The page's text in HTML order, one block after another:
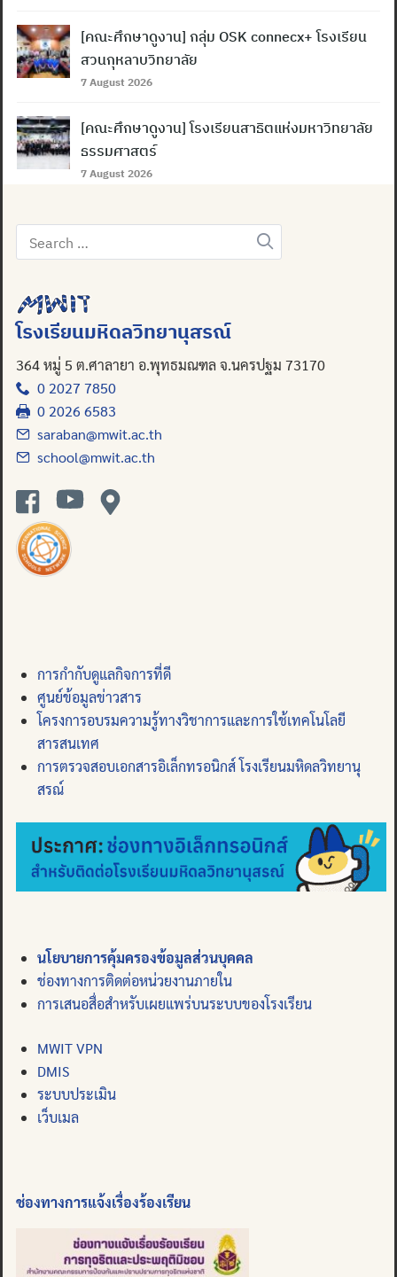
[คณะศึกษาดูงาน] กลุ่ม OSK connecx+ โรงเรียน
สวนกุหลาบวิทยาลัย
7 August 2026
[คณะศึกษาดูงาน] โรงเรียนสาธิตแห่งมหาวิทยาลัย
ธรรมศาสตร์
7 August 2026
Search
for:
โรงเรียนมหิดลวิทยานุสรณ์
364 หมู่ 5 ต.ศาลายา อ.พุทธมณฑล จ.นครปฐม 73170
0 2027 7850
0 2026 6583
saraban@mwit.ac.th
school@mwit.ac.th
การกำกับดูแลกิจการที่ดี
ศูนย์ข้อมูลข่าวสาร
โครงการอบรมความรู้ทางวิชาการและการใช้เทคโนโลยี
สารสนเทศ
การตรวจสอบเอกสารอิเล็กทรอนิกส์ โรงเรียนมหิดลวิทยานุ
สรณ์
นโยบายการคุ้มครองข้อมูลส่วนบุคคล
ช่องทางการติดต่อหน่วยงานภายใน
การเสนอสื่อสำหรับเผยแพร่บนระบบของโรงเรียน
MWIT VPN
DMIS
ระบบประเมิน
เว็บเมล
ช่องทางการแจ้งเรื่องร้องเรียน